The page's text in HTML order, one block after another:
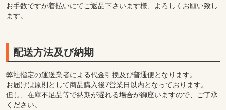
お手数ですが着払いにてご返品下さいます様、よろしくお願い致し
ます。
配送方法及び納期
弊社指定の運送業者による代金引換及び普通便となります。
お届けは原則として商品購入後7営業日以内となっております。
但し、在庫不足品等で納期が遅れる場合が御座いますので、ご了承
ください。